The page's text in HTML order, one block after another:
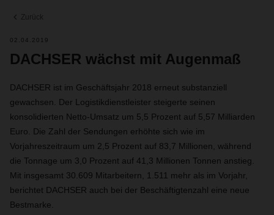
Zurück
02.04.2019
DACHSER wächst mit Augenmaß
DACHSER ist im Geschäftsjahr 2018 erneut substanziell
gewachsen. Der Logistikdienstleister steigerte seinen
konsolidierten Netto-Umsatz um 5,5 Prozent auf 5,57 Milliarden
Euro. Die Zahl der Sendungen erhöhte sich wie im
Vorjahreszeitraum um 2,5 Prozent auf 83,7 Millionen, während
die Tonnage um 3,0 Prozent auf 41,3 Millionen Tonnen anstieg.
Mit insgesamt 30.609 Mitarbeitern, 1.511 mehr als im Vorjahr,
berichtet DACHSER auch bei der Beschäftigtenzahl eine neue
Bestmarke.